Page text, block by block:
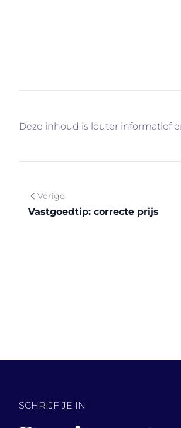
Deze inhoud is louter informatief
Vorige
Vastgoedtip: correcte prijs
SCHRIJF JE IN